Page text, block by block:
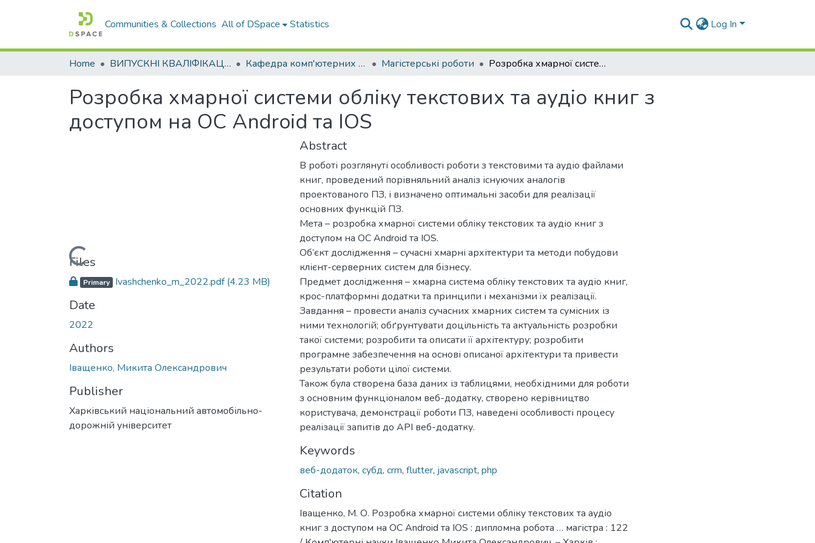
Communities & Collections All of DSpace Statistics Log In
Home ВИПУСКНІ КВАЛІФІКАЦІЙНІ РОБОТИ Кафедра комп'ютерних наук і інформаційних систем Магістерські роботи Розробка хмарної системи обліку текстових та аудіо книг з доступом на ОС Android та ІOS
Розробка хмарної системи обліку текстових та аудіо книг з
доступом на ОС Android та ІOS
Loading...
Files
Primary Ivashchenko_m_2022.pdf(4.23 MB)
Date
2022
Authors
Іващенко, Микита Олександрович
Publisher
Харківський національний автомобільно-
дорожній університет
Abstract
В роботі розглянуті особливості роботи з текстовими та аудіо файлами
книг, проведений порівняльний аналіз існуючих аналогів
проектованого ПЗ, і визначено оптимальні засоби для реалізації
основних функцій ПЗ.
Мета – розробка хмарної системи обліку текстових та аудіо книг з
доступом на ОС Android та ІOS.
Об’єкт дослідження – сучасні хмарні архітектури та методи побудови
клієнт-серверних систем для бізнесу.
Предмет дослідження – хмарна система обліку текстових та аудіо книг,
крос-платформні додатки та принципи і механізми їх реалізації.
Завдання – провести аналіз сучасних хмарних систем та сумісних із
ними технологій; обґрунтувати доцільність та актуальність розробки
такої системи; розробити та описати її архітектуру; розробити
програмне забезпечення на основі описаної архітектури та привести
результати роботи цілої системи.
Також була створена база даних із таблицями, необхідними для роботи
з основним функціоналом веб-додатку, створено керівництво
користувача, демонстрації роботи ПЗ, наведені особливості процесу
реалізації запитів до API веб-додатку.
Keywords
веб-додаток, субд, crm, flutter, javascript, php
Citation
Іващенко, М. О. Розробка хмарної системи обліку текстових та аудіо
книг з доступом на ОС Android та ІOS : дипломна робота … магістра : 122